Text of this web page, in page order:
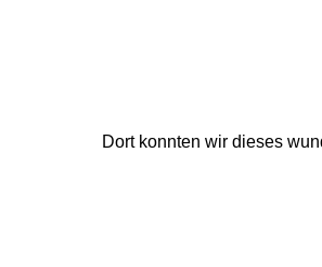
Dort konnten wir dieses